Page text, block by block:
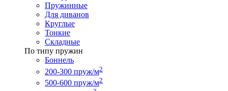
Пружинные
Для диванов
Круглые
Тонкие
Складные
По типу пружин
Боннель
200-300 пруж/м2
500-600 пруж/м2